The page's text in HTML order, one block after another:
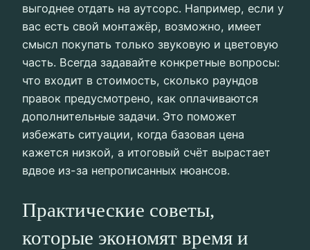
выгоднее отдать на аутсорс. Например, если у
вас есть свой монтажёр, возможно, имеет
смысл покупать только звуковую и цветовую
часть. Всегда задавайте конкретные вопросы:
что входит в стоимость, сколько раундов
правок предусмотрено, как оплачиваются
дополнительные задачи. Это поможет
избежать ситуации, когда базовая цена
кажется низкой, а итоговый счёт вырастает
вдвое из-за непрописанных нюансов.
Практические советы,
которые экономят время и